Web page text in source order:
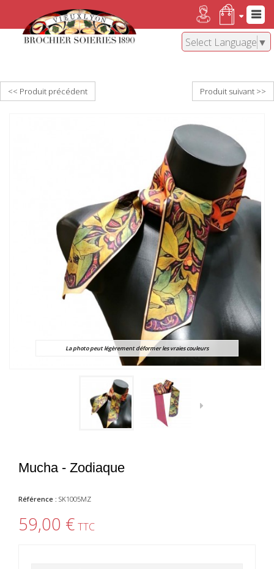
Select Language ▼
<< Produit précédent Produit suivant >>
La photo peut légèrement déformer les vraies couleurs
Mucha - Zodiaque
Référence : SK1005MZ
59,00 € TTC